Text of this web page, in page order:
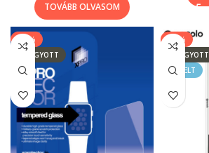
TOVÁBB OLVASOM
-13%
ELFOGYOTT
-33%
ELFOGYOTT
KIEMELT